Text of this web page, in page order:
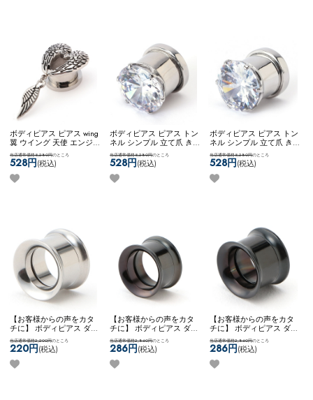
ボディピアス ピアス wing
翼 ウイング 天使 エンジ
ェル ハート 可愛い カス
タム コーディネート ステ
ンレス ネコポスOK
12mm ] エンジェルWing
当店通常価格5,280円のところ
528円(税込)
ボディピアス ピアス トン
ネル シンプル 立て爪 き
らきら キラキラ 華やか
おしゃれ 素敵 ネコポス
OK[ 14mm ] 立爪ジュエル
フレッシュトンネル
当店通常価格5,280円のところ
528円(税込)
ボディピアス ピアス トン
ネル シンプル 立て爪 き
らきら キラキラ 華やか
おしゃれ 素敵 ネコポス
OK[ 12mm ] 立爪ジュエル
フレッシュトンネル
当店通常価格5,280円のところ
528円(税込)
【お客様からの声をカタ
チに】 ボディピアス ダブ
ルフレア シンプル アレン
ジ カスタム 拡張 かっこ
いい ステンレス ネコポス
OK
当店通常価格2,200円のところ
220円(税込)
【お客様からの声をカタ
チに】 ボディピアス ダブ
ルフレア シンプル アレン
ジ カスタム 拡張 かっこ
いい ステンレス ネコポス
OK
当店通常価格2,860円のところ
286円(税込)
【お客様からの声をカタ
チに】 ボディピアス ダブ
ルフレア シンプル アレン
ジ カスタム 拡張 かっこ
いい ステンレス ネコポス
OK
当店通常価格2,860円のところ
286円(税込)